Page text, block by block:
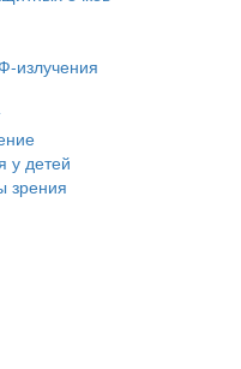
излучения
у детей
зрения